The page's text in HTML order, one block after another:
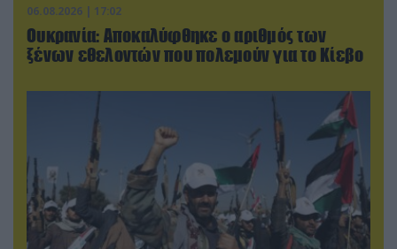
06.08.2026 | 17:02
Ουκρανία: Αποκαλύφθηκε ο αριθμός των
ξένων εθελοντών που πολεμούν για το Κίεβο